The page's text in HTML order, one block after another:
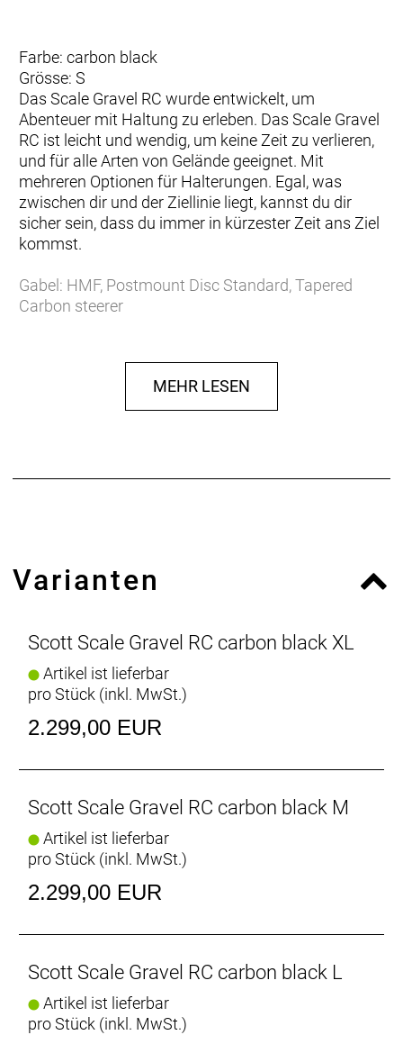
Farbe: carbon black
Grösse: S
Das Scale Gravel RC wurde entwickelt, um
Abenteuer mit Haltung zu erleben. Das Scale Gravel
RC ist leicht und wendig, um keine Zeit zu verlieren,
und für alle Arten von Gelände geeignet. Mit
mehreren Optionen für Halterungen. Egal, was
zwischen dir und der Ziellinie liegt, kannst du dir
sicher sein, dass du immer in kürzester Zeit ans Ziel
kommst.
Gabel: HMF, Postmount Disc Standard, Tapered
Carbon steerer
Steuersatz S.H.I.S.: ZS56/28.6|ZS56/40
Gehäusebreite (mm): 86.5
Gehäusedurchmesser (mm): 41
MEHR LESEN
Varianten
Scott Scale Gravel RC carbon black XL
Artikel ist lieferbar
pro Stück (inkl. MwSt.)
2.299,00 EUR
Scott Scale Gravel RC carbon black M
Artikel ist lieferbar
pro Stück (inkl. MwSt.)
2.299,00 EUR
Scott Scale Gravel RC carbon black L
Artikel ist lieferbar
pro Stück (inkl. MwSt.)